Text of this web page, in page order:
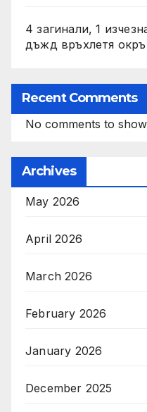
4 загинали, 1
дъжд връхлетя
Recent Comments
No comments to
Archives
May 2026
April 2026
March 2026
February 2026
January 2026
December 2025